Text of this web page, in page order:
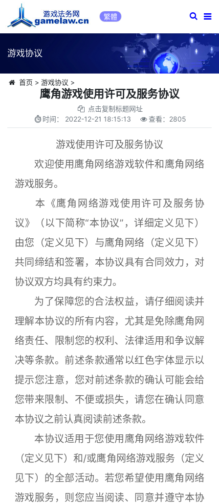
繁體
游戏协议
首页 > 游戏协议 >
鹰角游戏使用许可及服务协议
点击复制标题网址
时间： 2022-12-21 18:15:13 查看： 2805
游戏使用许可及服务协议
欢迎使用鹰角网络游戏软件和鹰角网络
游戏服务。
本《鹰角网络游戏使用许可及服务协
议》（以下简称“本协议”，详细定义见下）
由您（定义见下）与鹰角网络（定义见下）
共同缔结和签署，本协议具有合同效力，对
协议双方均具有约束力。
为了保障您的合法权益，请仔细阅读并
理解本协议的所有内容，尤其是免除鹰角网
络责任、限制您的权利、法律适用和争议解
决等条款。前述条款通常以红色字体显示以
提示您注意，您对前述条款的确认可能会给
您带来限制、不便或损失，请您在确认同意
本协议之前认真阅读前述条款。
本协议适用于您使用鹰角网络游戏软件
（定义见下）和/或鹰角网络游戏服务（定义
见下）的全部活动。若您希望使用鹰角网络
游戏服务，则您应当阅读、同意并遵守本协